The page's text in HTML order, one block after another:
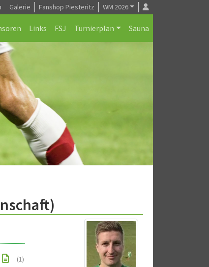
Galerie Fanshop Piesteritz WM 2026
Links FSJ Turnierplan Sauna
(1)